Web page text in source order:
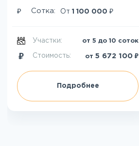
₽ Сотка: От 1 100 000 ₽
Участки: от 5 до 10 соток
Стоимость: от 5 672 100 ₽
Подробнее